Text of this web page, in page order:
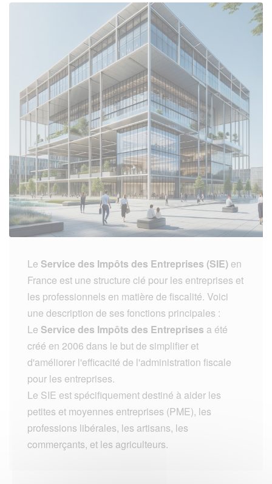
Le Service des Impôts des Entreprises (SIE) en
France est une structure clé pour les entreprises et
les professionnels en matière de fiscalité. Voici
une description de ses fonctions principales :
Le Service des Impôts des Entreprises a été
créé en 2006 dans le but de simplifier et
d'améliorer l'efficacité de l'administration fiscale
pour les entreprises.
Le SIE est spécifiquement destiné à aider les
petites et moyennes entreprises (PME), les
professions libérales, les artisans, les
commerçants, et les agriculteurs.